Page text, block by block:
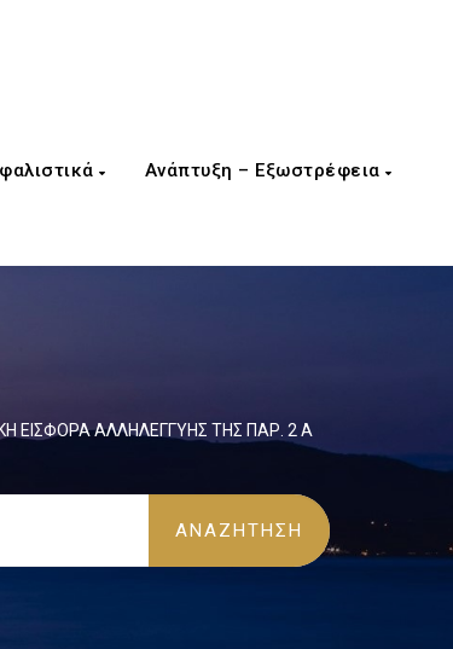
Ανάπτυξη – Εξωστρέφεια
ΕΙΣΦΟΡΑ ΑΛΛΗΛΕΓΓΥΗΣ ΤΗΣ ΠΑΡ. 2 Α